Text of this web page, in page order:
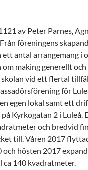
av Peter Parnes,
föreningens
antal arrangemang i
making generellt
vid ett flertal
för
egen lokal samt ett
Kyrkogatan 2 i Luleå.
och bredvid
till. Våren 2017
hösten 2017
ca 140 kvadratmeter.